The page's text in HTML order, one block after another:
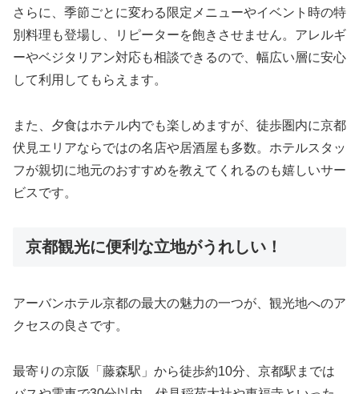
さらに、季節ごとに変わる限定メニューやイベント時の特
別料理も登場し、リピーターを飽きさせません。アレルギ
ーやベジタリアン対応も相談できるので、幅広い層に安心
して利用してもらえます。
また、夕食はホテル内でも楽しめますが、徒歩圏内に京都
伏見エリアならではの名店や居酒屋も多数。ホテルスタッ
フが親切に地元のおすすめを教えてくれるのも嬉しいサー
ビスです。
京都観光に便利な立地がうれしい！
アーバンホテル京都の最大の魅力の一つが、観光地へのア
クセスの良さです。
最寄りの京阪「藤森駅」から徒歩約10分、京都駅までは